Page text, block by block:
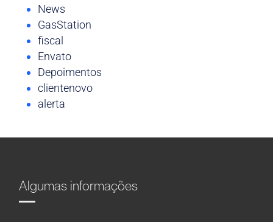
News
GasStation
fiscal
Envato
Depoimentos
clientenovo
alerta
Algumas informações